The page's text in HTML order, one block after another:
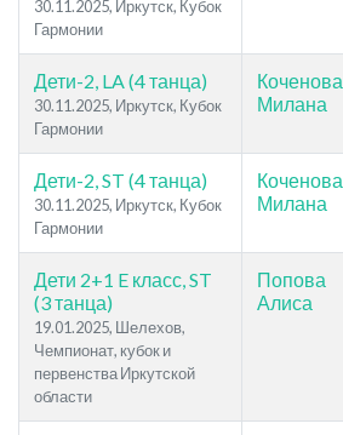
30.11.2025, Иркутск, Кубок
Гармонии
Дети-2, LA (4 танца)
30.11.2025, Иркутск, Кубок
Гармонии
Коченова
Милана
Дети-2, ST (4 танца)
30.11.2025, Иркутск, Кубок
Гармонии
Коченова
Милана
Дети 2+1 E класс, ST
(3 танца)
19.01.2025, Шелехов,
Чемпионат, кубок и
первенства Иркутской
области
Попова
Алиса